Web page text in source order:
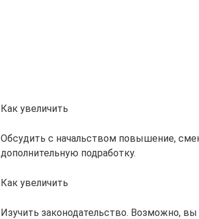
Как увеличить
Обсудить с начальством повышение,
дополнительную подработку.
Как увеличить
Изучить законодательство. Возможно,